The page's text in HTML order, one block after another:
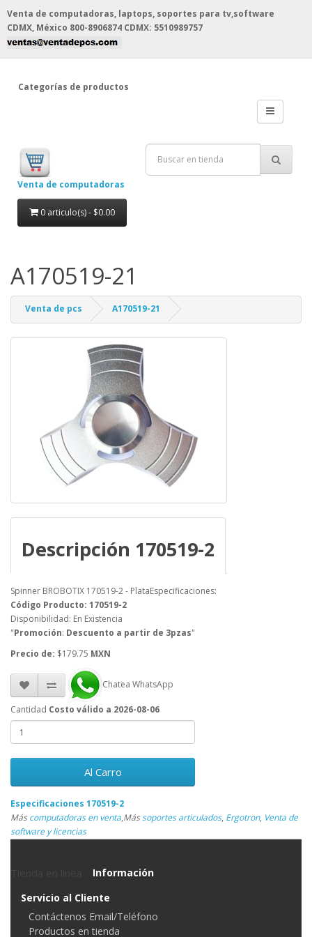
Venta de computadoras, laptops, soportes para tv,software
CDMX, México 800-8906874 CDMX: 5510989757
Categorías de productos
Venta de computadoras
0 articulo(s) - $0.00
A170519-21
Venta de pcs A170519-21
Descripción 170519-2
Spinner BROBOTIX 170519-2 - PlataEspecificaciones:
Código Producto: 170519-2
Disponibilidad: En Existencia
"Promoción: Descuento a partir de 3pzas"
Precio de: $179.75 MXN
Chatea WhatsApp
Cantidad Costo válido a 2026-08-06
Al Carro
Especificaciones 170519-2
Máscomputadoras en venta,Mássoportes articulados, Ergotron, Venta de
software y licencias
Información
Servicio al Cliente
Contáctenos Email/Teléfono
Productos en tienda